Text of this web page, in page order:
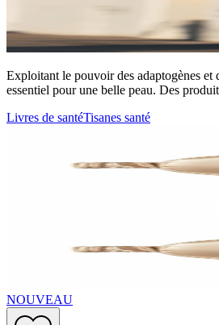
Exploitant le pouvoir des adaptogènes et
essentiel pour une belle peau. Des
Livres de santéTisanes santé
NOUVEAU